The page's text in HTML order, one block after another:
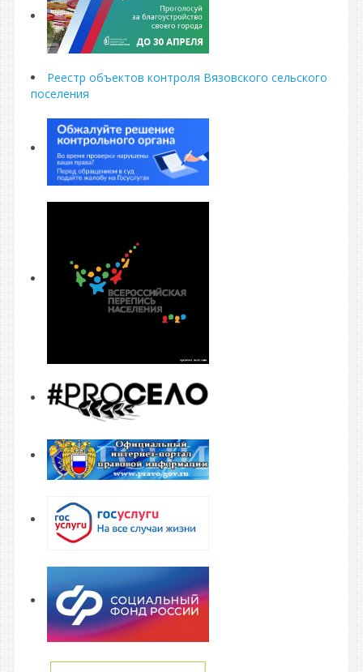
Реестр объектов контроля Вязовского сельского
поселения